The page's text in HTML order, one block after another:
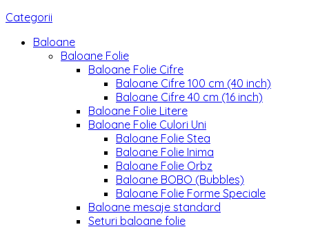
Categorii
Baloane
Baloane Folie
Baloane Folie Cifre
Baloane Cifre 100 cm (40 inch)
Baloane Cifre 40 cm (16 inch)
Baloane Folie Litere
Baloane Folie Culori Uni
Baloane Folie Stea
Baloane Folie Inima
Baloane Folie Orbz
Baloane BOBO (Bubbles)
Baloane Folie Forme Speciale
Baloane mesaje standard
Seturi baloane folie